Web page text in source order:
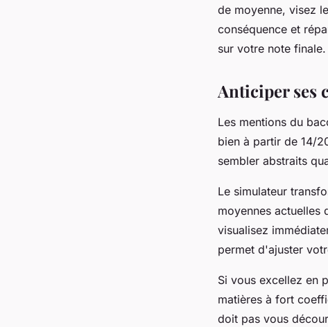
de moyenne, visez
conséquence et
sur votre note finale.
Anticiper ses
Les mentions du
bien à partir de 14/
sembler abstraits
Le simulateur
moyennes actuelles
visualisez
permet d'ajuster
Si vous excellez en
matières à fort
doit pas vous